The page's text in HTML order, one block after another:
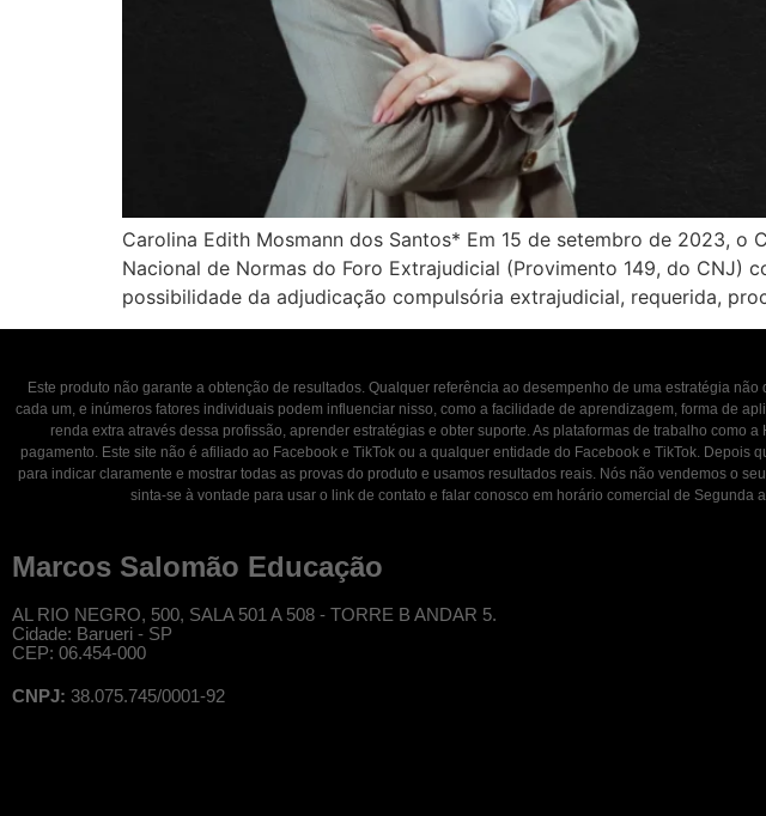
Carolina Edith Mosmann dos Santos* Em 15 de setembro de 2023,
Nacional de Normas do Foro Extrajudicial (Provimento 149, do CNJ)
possibilidade da adjudicação compulsória extrajudicial, requerida,
Este produto não garante a obtenção de resultados. Qualquer referência ao desempenho de uma estratégia
cada um, e inúmeros fatores individuais podem influenciar nisso, como a facilidade de aprendizagem, forma de
renda extra através dessa profissão, aprender estratégias e obter suporte. As plataformas de trabalho
pagamento. Este site não é afiliado ao Facebook e TikTok ou a qualquer entidade do Facebook e TikTok.
para indicar claramente e mostrar todas as provas do produto e usamos resultados reais. Nós não vendemos o
sinta-se à vontade para usar o link de contato e falar conosco em horário comercial de
Marcos Salomão Educação
AL RIO NEGRO, 500, SALA 501 A 508 - TORRE B ANDAR 5.
Cidade: Barueri - SP
CEP: 06.454-000
CNPJ: 38.075.745/0001-92